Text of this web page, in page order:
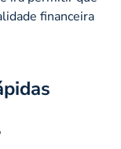
financeira